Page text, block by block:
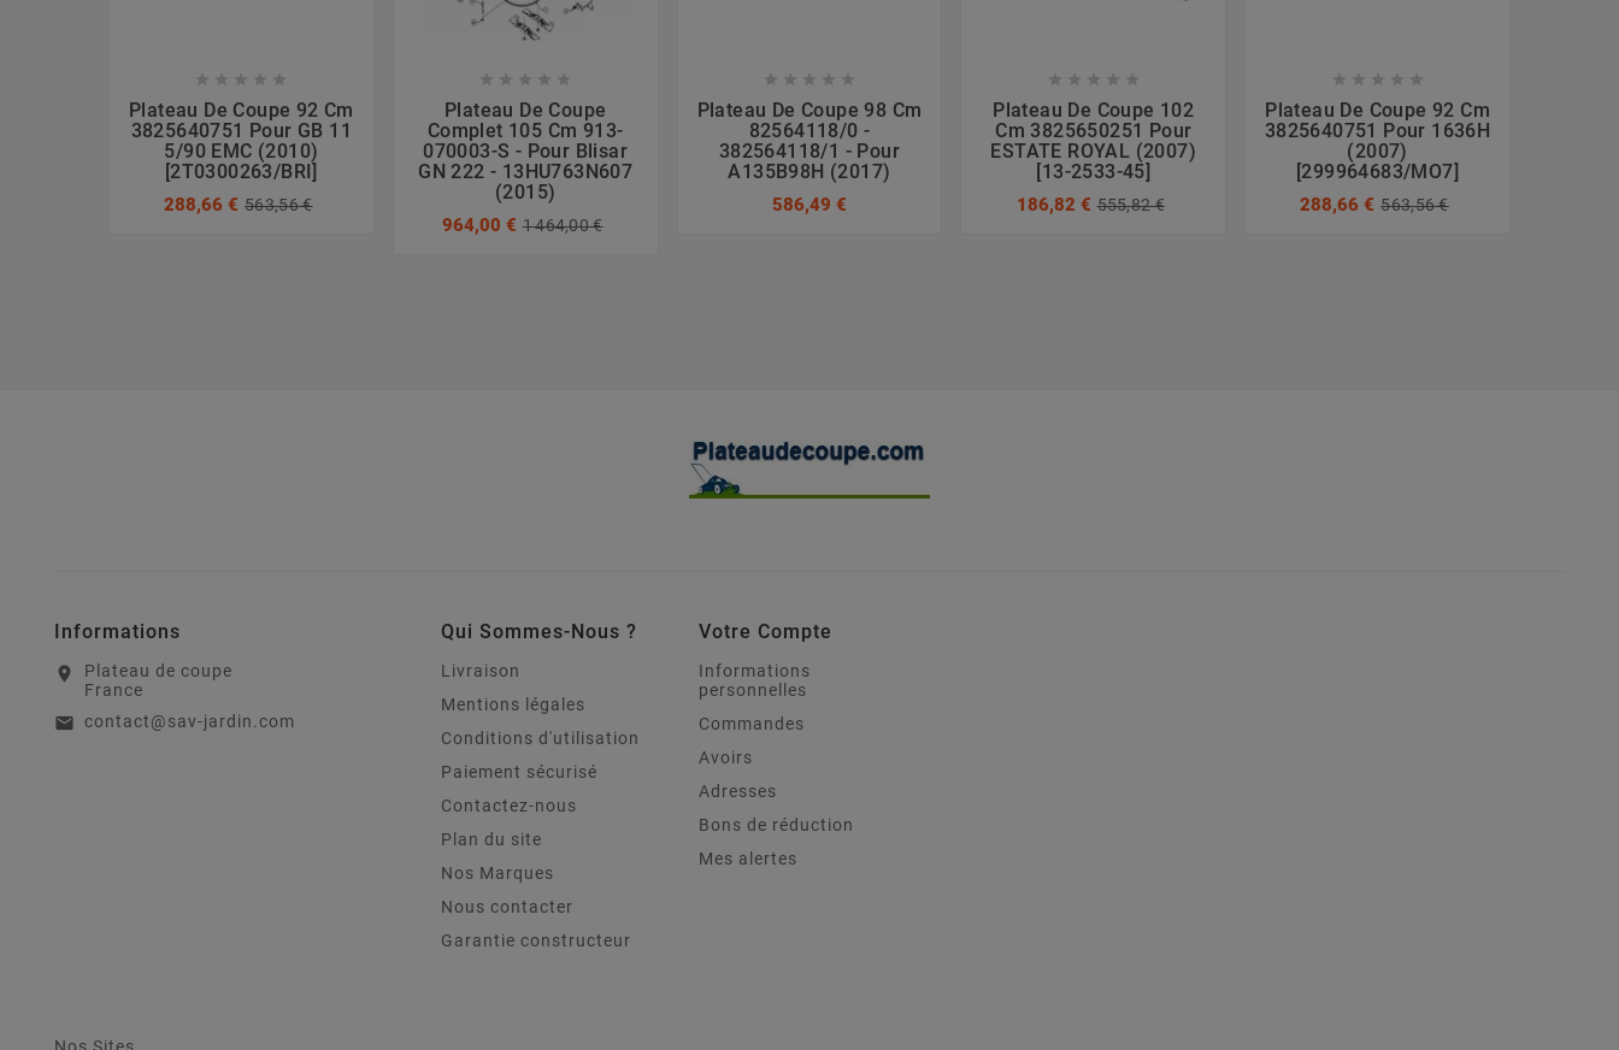
    
Plateau De Coupe 92 Cm
3825640751 Pour GB 11
5/90 EMC (2010)
[2T0300263/BRI]
288,66 € 563,56 €
    
Plateau De Coupe
Complet 105 Cm 913-
070003-S - Pour Blisar
GN 222 - 13HU763N607
(2015)
964,00 € 1 464,00 €
    
Plateau De Coupe 98 Cm
82564118/0 -
382564118/1 - Pour
A135B98H (2017)
586,49 €
    
Plateau De Coupe 102
Cm 3825650251 Pour
ESTATE ROYAL (2007)
[13-2533-45]
186,82 € 555,82 €
    
Plateau De Coupe 92 Cm
3825640751 Pour 1636H
(2007)
[299964683/MO7]
288,66 € 563,56 €
Informations
location_on
Plateau de coupe
France
email contact@sav-jardin.com
Qui Sommes-Nous ?
Livraison
Mentions légales
Conditions d'utilisation
Paiement sécurisé
Contactez-nous
Plan du site
Nos Marques
Nous contacter
Garantie constructeur
Votre Compte
Informations
personnelles
Commandes
Avoirs
Adresses
Bons de réduction
Mes alertes